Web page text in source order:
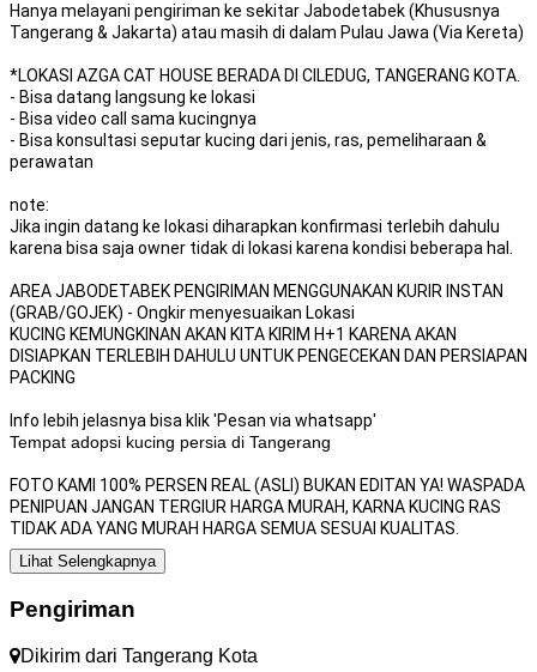
Hanya melayani pengiriman ke sekitar Jabodetabek (Khususnya
Tangerang & Jakarta) atau masih di dalam Pulau Jawa (Via Kereta)
*LOKASI AZGA CAT HOUSE BERADA DI CILEDUG, TANGERANG KOTA.
- Bisa datang langsung ke lokasi
- Bisa video call sama kucingnya
- Bisa konsultasi seputar kucing dari jenis, ras, pemeliharaan &
perawatan
note:
Jika ingin datang ke lokasi diharapkan konfirmasi terlebih dahulu
karena bisa saja owner tidak di lokasi karena kondisi beberapa hal.
AREA JABODETABEK PENGIRIMAN MENGGUNAKAN KURIR INSTAN
(GRAB/GOJEK) - Ongkir menyesuaikan Lokasi
KUCING KEMUNGKINAN AKAN KITA KIRIM H+1 KARENA AKAN
DISIAPKAN TERLEBIH DAHULU UNTUK PENGECEKAN DAN PERSIAPAN
PACKING
Info lebih jelasnya bisa klik 'Pesan via whatsapp'
Tempat adopsi kucing persia di Tangerang
FOTO KAMI 100% PERSEN REAL (ASLI) BUKAN EDITAN YA! WASPADA
PENIPUAN JANGAN TERGIUR HARGA MURAH, KARNA KUCING RAS
TIDAK ADA YANG MURAH HARGA SEMUA SESUAI KUALITAS.
Lihat Selengkapnya
Pengiriman
Dikirim dari Tangerang Kota